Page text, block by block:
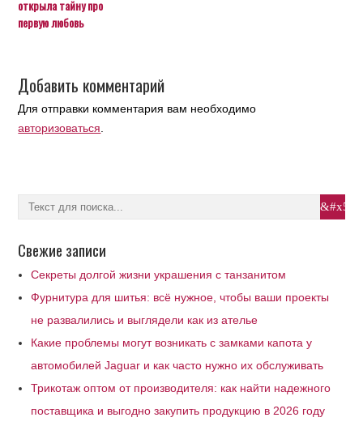
открыла тайну про
первую любовь
Добавить комментарий
Для отправки комментария вам необходимо
авторизоваться
Свежие записи
Секреты долгой жизни украшения с танзанитом
Фурнитура для шитья: всё нужное, чтобы ваши проекты
не развалились и выглядели как из ателье
Какие проблемы могут возникать с замками капота у
автомобилей Jaguar и как часто нужно их обслуживать
Трикотаж оптом от производителя: как найти надежного
поставщика и выгодно закупить продукцию в 2026 году